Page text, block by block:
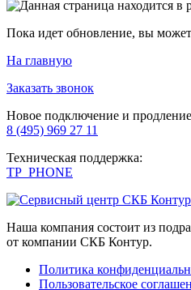
Пока идет обновление, вы
На главную
Заказать звонок
Новое подключение и
8 (495) 969 27 11
Техническая поддержка:
TP_PHONE
Наша компания состоит из
от компании СКБ Контур.
Политика
Пользовательское